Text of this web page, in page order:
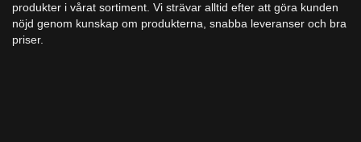
produkter i vårat sortiment. Vi strävar alltid efter att göra kunden
nöjd genom kunskap om produkterna, snabba leveranser och bra
priser.